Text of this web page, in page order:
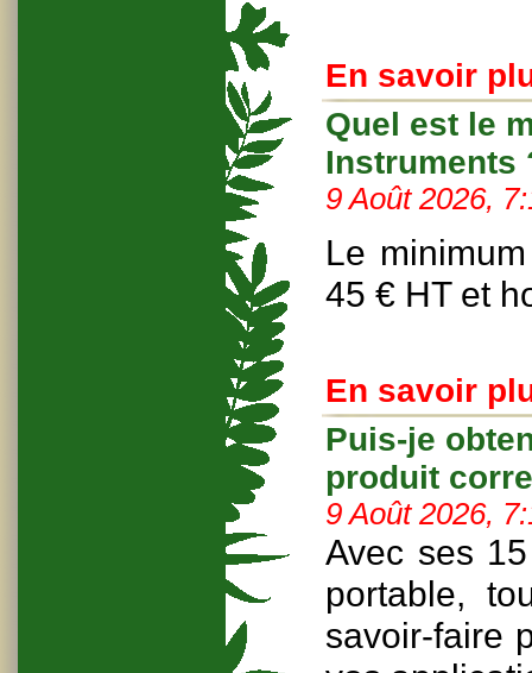
En savoir
Quel est le
Instruments
9 Août 2026,
Le
45 € HT et
En savoir
Puis-je
produit
9 Août 2026,
Avec ses
portable,
savoir-faire